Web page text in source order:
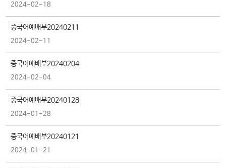
2024-02-18
중국어예배부20240211
2024-02-11
중국어예배부20240204
2024-02-04
중국어예배부20240128
2024-01-28
중국어예배부20240121
2024-01-21